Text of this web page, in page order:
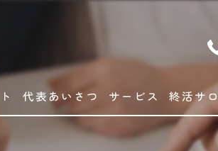
代表あいさつ サービス 終活サ